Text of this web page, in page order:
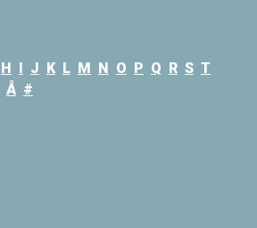
H I J K L M N O P Q R S T
Å #